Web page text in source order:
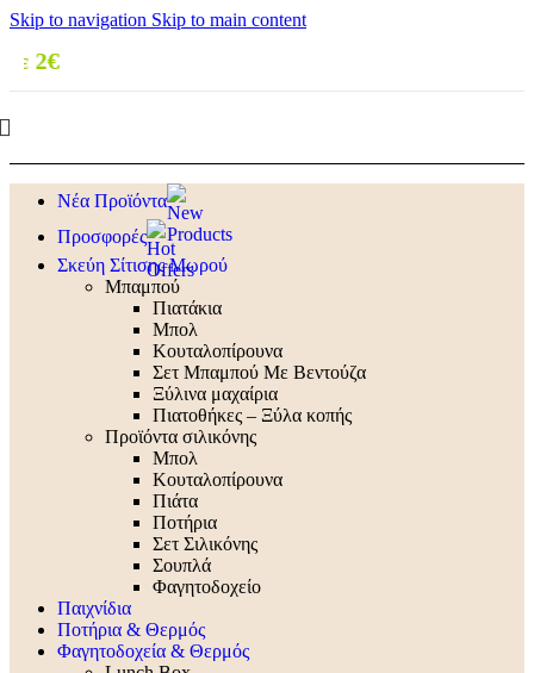
Skip to navigation Skip to main content
Νέα Προϊόντα
Προσφορές
Σκεύη Σίτισης Μωρού
Μπαμπού
Πιατάκια
Μπολ
Κουταλοπίρουνα
Σετ Μπαμπού Με Βεντούζα
Ξύλινα μαχαίρια
Πιατοθήκες – Ξύλα κοπής
Προϊόντα σιλικόνης
Μπολ
Κουταλοπίρουνα
Πιάτα
Ποτήρια
Σετ Σιλικόνης
Σουπλά
Φαγητοδοχείο
Παιχνίδια
Ποτήρια & Θερμός
Φαγητοδοχεία & Θερμός